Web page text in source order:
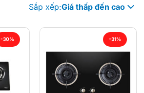
Sắp xếp:Giá thấp đến cao
-30% -31%